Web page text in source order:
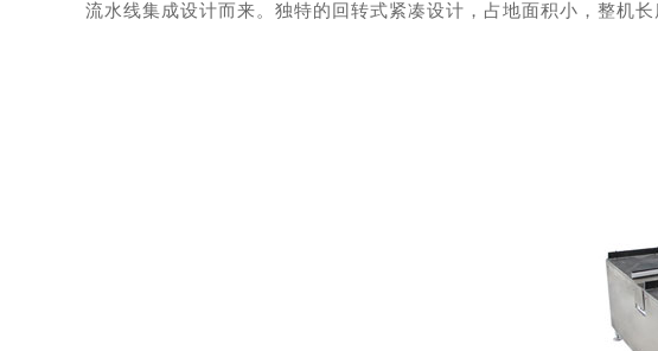
流水线集成设计而来。独特的回转式紧凑设计，占地面积小，整机长